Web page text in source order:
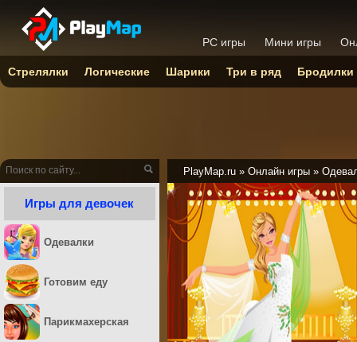
PlayMap.ru » Онлайн игры »
Игры для девочек
Одевалки
Готовим еду
Парикмахерская
PC игры Мини игры
Стрелялки Логические Шарики Три в ряд Бродилки